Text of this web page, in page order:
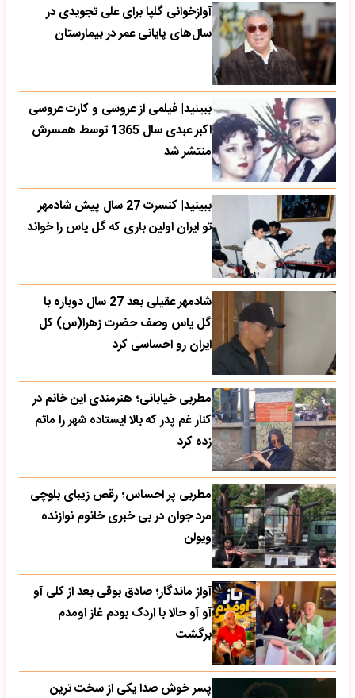
آوازخوانی گلپا برای علی تجویدی در
سال‌های پایانی عمر در بیمارستان
ببینید| فیلمی از عروسی و کارت عروسی
اکبر عبدی سال 1365 توسط همسرش
منتشر شد
ببینید| کنسرت 27 سال پیش شادمهر
تو ایران اولین باری که گل یاس را خواند
شادمهر عقیلی بعد 27 سال دوباره با
گل یاس وصف حضرت زهرا(س) کل
ایران رو احساسی کرد
مطربی خیابانی؛ هنرمندی این خانم در
کنار غم پدر که بالا ایستاده شهر را ماتم
زده کرد
مطربی پر احساس؛ رقص زیبای بلوچی
مرد جوان در بی خبری خانوم نوازنده
ویولن
آواز ماندگار؛ صادق بوقی بعد از کلی آو
آو آو حالا با اردک بودم غاز اومدم
برگشت
پسر خوش صدا یکی از سخت ترین